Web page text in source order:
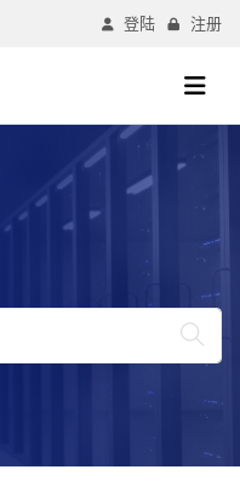
登陆 注册